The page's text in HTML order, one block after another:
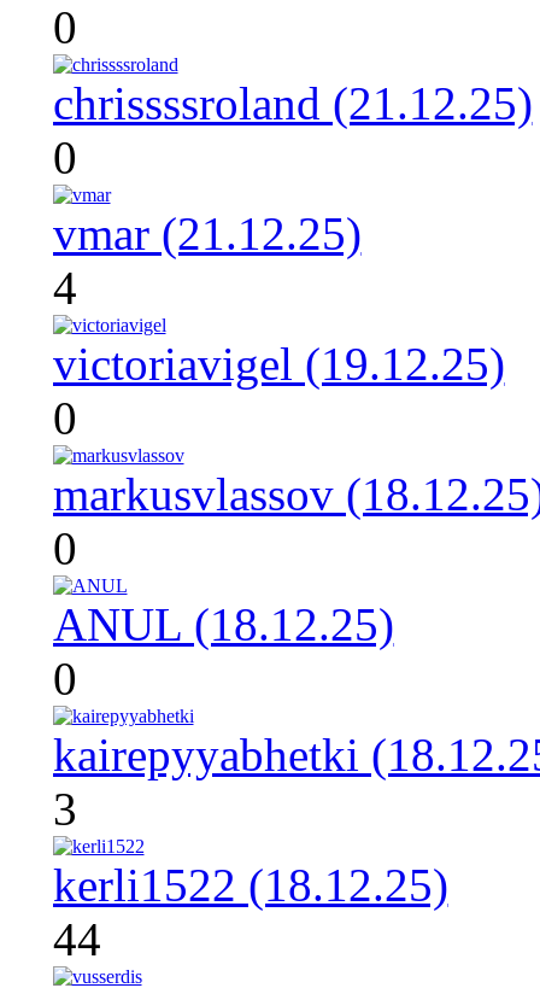
0
chrissssroland (21.12.25)
0
vmar (21.12.25)
4
victoriavigel (19.12.25)
0
markusvlassov
0
ANUL (18.12.25)
0
kairepyyabhetki
3
kerli1522 (18.12.25)
44